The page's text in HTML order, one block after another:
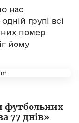
нас
групі всі
них помер
йому
футбольних
77 днів»